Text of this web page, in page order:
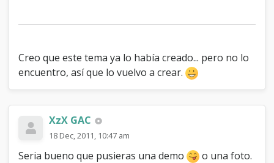
Creo que este tema ya lo había creado... pero no lo
encuentro, así que lo vuelvo a crear.
XzX GAC
18 Dec, 2011, 10:47 am
Seria bueno que pusieras una demo o una foto.